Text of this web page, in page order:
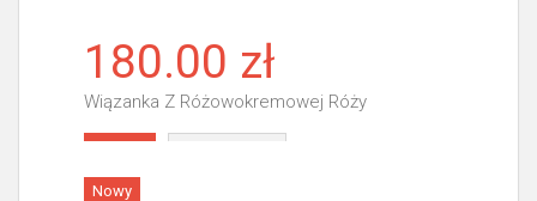
180.00 zł
Wiązanka Z Różowokremowej Róży
Nowy